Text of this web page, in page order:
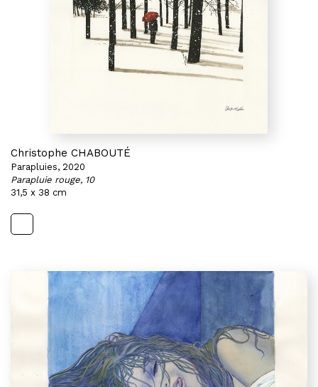
Christophe CHABOUTÉ
Parapluies, 2020
Parapluie rouge, 10
31,5 x 38 cm